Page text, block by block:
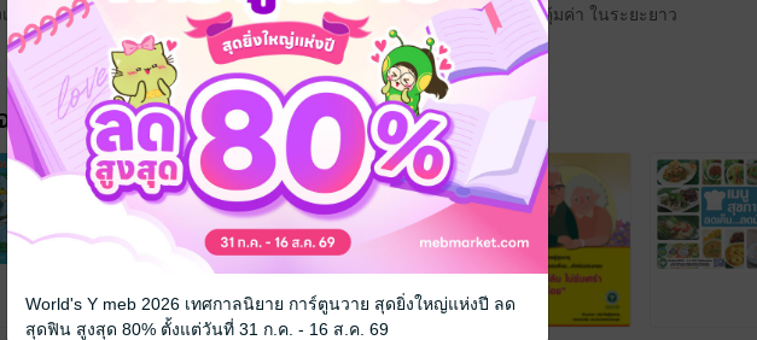
สริมสุขภาพและอนามัยสิ่งแวดล้อม เป็นการสร้างสุขภาพอย่างง่ายแต่ได้ผลคุ้มค่า ในระยะยาว
World's Y meb 2026 เทศกาลนิยาย การ์ตูนวาย สุดยิ่งใหญ่แห่งปี ลด
สุดฟิน สูงสุด 80% ตั้งแต่วันที่ 31 ก.ค. - 16 ส.ค. 69